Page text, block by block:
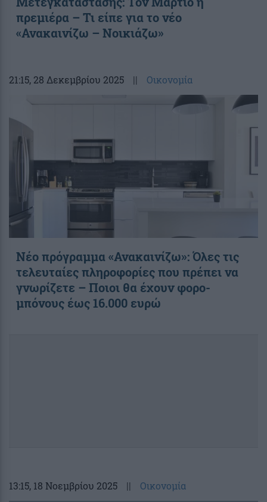
πρεμιέρα – Τι είπε για το νέο
«Ανακαινίζω – Νοικιάζω»
21:15, 28 Δεκεμβρίου 2025 || Οικονομία
Νέο πρόγραμμα «Ανακαινίζω»: Όλες τις
τελευταίες πληροφορίες που πρέπει να
γνωρίζετε – Ποιοι θα έχουν φορο-
μπόνους έως 16.000 ευρώ
13:15, 18 Νοεμβρίου 2025 || Οικονομία